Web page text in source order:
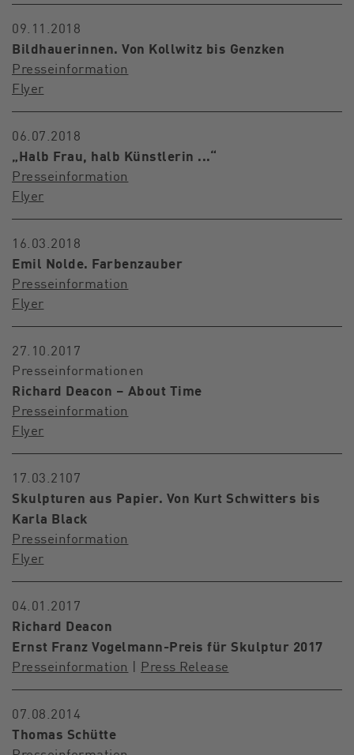
09.11.2018
Bildhauerinnen. Von Kollwitz bis Genzken
Presseinformation
Flyer
06.07.2018
„Halb Frau, halb Künstlerin ...“
Presseinformation
Flyer
16.03.2018
Emil Nolde. Farbenzauber
Presseinformation
Flyer
27.10.2017
Presseinformationen
Richard Deacon – About Time
Presseinformation
Flyer
17.03.2107
Skulpturen aus Papier. Von Kurt Schwitters bis
Karla Black
Presseinformation
Flyer
04.01.2017
Richard Deacon
Ernst Franz Vogelmann-Preis für Skulptur 2017
Presseinformation | Press Release
07.08.2014
Thomas Schütte